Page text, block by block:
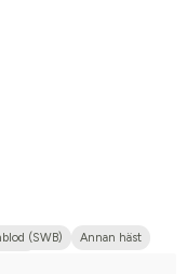
(SWB)
Annan häst